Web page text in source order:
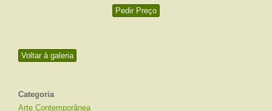
Voltar à galeria
Categoria
Arte Contemporânea
Pedir Preço